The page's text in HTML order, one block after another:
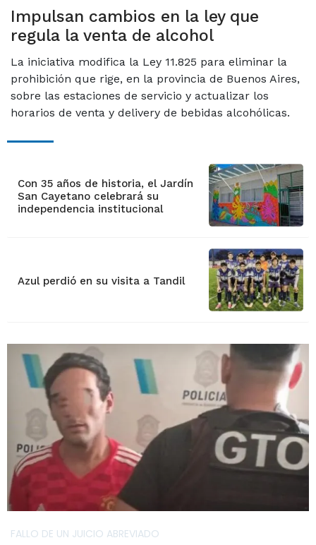
Impulsan cambios en la ley que
regula la venta de alcohol
La iniciativa modifica la Ley 11.825 para eliminar la
prohibición que rige, en la provincia de Buenos Aires,
sobre las estaciones de servicio y actualizar los
horarios de venta y delivery de bebidas alcohólicas.
Con 35 años de historia, el Jardín
San Cayetano celebrará su
independencia institucional
Azul perdió en su visita a Tandil
FALLO DE UN JUICIO ABREVIADO